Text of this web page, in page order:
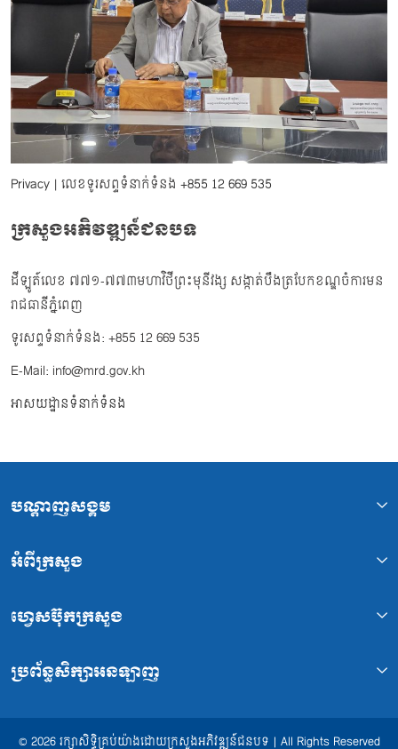
Privacy | លេខទូរសព្ទទំនាក់ទំនង +855 12 669 535
ក្រសួងអភិវឌ្ឍន៍ជនបទ
ដីឡូត៍លេខ ៧៧១-៧៧៣មហាវិថីព្រះមុនីវង្ស សង្កាត់បឹងត្របែកខណ្ឌចំការមន
រាជធានីភ្នំពេញ
ទូរសព្ទទំនាក់ទំនង: +855 12 669 535
E-Mail: info@mrd.gov.kh
អាសយដ្ឋានទំនាក់ទំនង
បណ្ដាញសង្គម
អំពីក្រសួង
ហ្វេសប៊ុកក្រសួង
ប្រព័ន្ធសិក្សាអនឡាញ
© 2026 រក្សាសិទ្ធិគ្រប់យ៉ាងដោយក្រសួងអភិវឌ្ឍន៍ជនបទ | All Rights Reserved